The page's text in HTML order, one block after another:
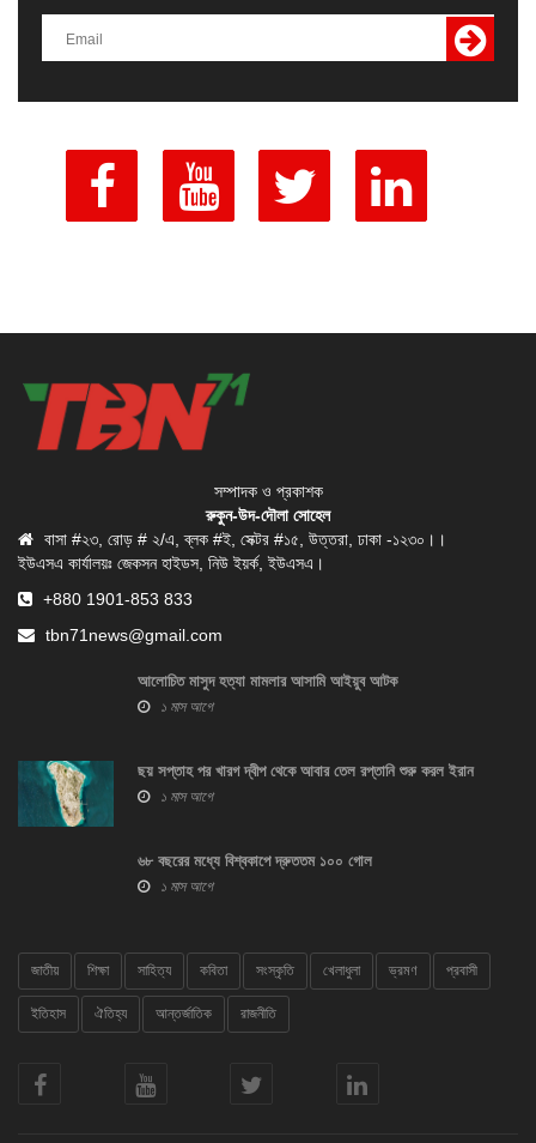
সম্পাদক ও প্রকাশক
রুকুন-উদ-দৌলা সোহেল
বাসা #২৩, রোড় # ২/এ, ব্লক #ই, সেক্টর #১৫, উত্তরা, ঢাকা -১২৩০।।
ইউএসএ কার্যালয়ঃ জেকসন হাইডস, নিউ ইয়র্ক, ইউএসএ।
+880 1901-853 833
tbn71news@gmail.com
আলোচিত মাসুদ হত্যা মামলার আসামি আইয়ুব আটক
১ মাস আগে
ছয় সপ্তাহ পর খারগ দ্বীপ থেকে আবার তেল রপ্তানি শুরু করল ইরান
১ মাস আগে
৬৮ বছরের মধ্যে বিশ্বকাপে দ্রুততম ১০০ গোল
১ মাস আগে
জাতীয় শিক্ষা সাহিত্য কবিতা সংস্কৃতি খেলাধুলা ভ্রমণ প্রবাসী
ইতিহাস ঐতিহ্য আন্তর্জাতিক রাজনীতি